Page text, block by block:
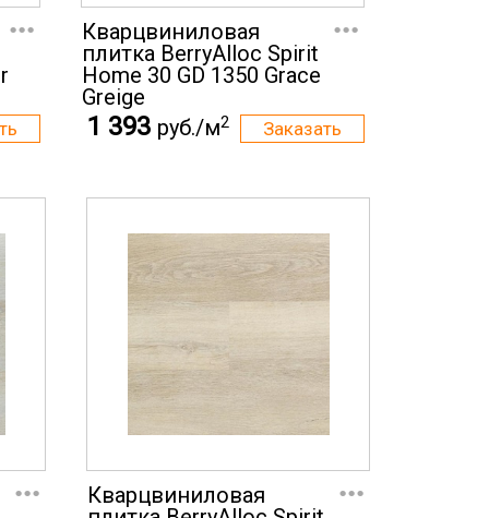
...
Кварцвиниловая
плитка BerryAlloc Spirit
Home 30 GD 1350 Grace
Greige
...
1 393 руб./м2
...
Кварцвиниловая
...